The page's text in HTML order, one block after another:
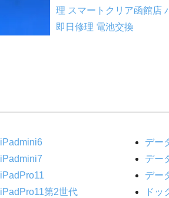
理 スマートクリア函館店
即日修理 電池交換
iPadmini6
iPadmini7
iPadPro11
iPadPro11第2世代
デー
デー
デー
ドッ